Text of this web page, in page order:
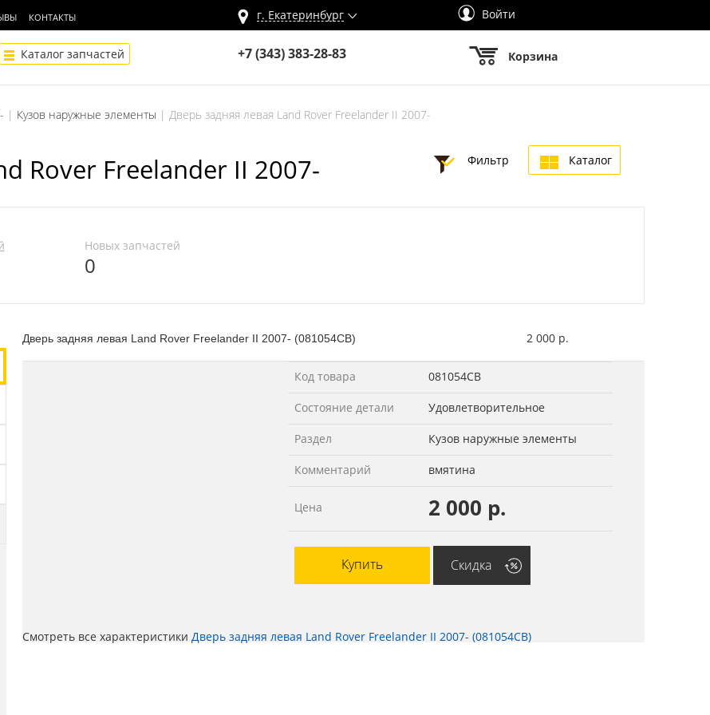
КОНТАКТЫ г. Екатеринбург Войти
Каталог запчастей +7 (343) 383-28-83 Корзина
Кузов наружные элементы Дверь задняя левая Land Rover Freelander II 2007-
Rover Freelander II 2007- Фильтр Каталог
Новых запчастей
0
Дверь задняя левая Land Rover Freelander II 2007- (081054СВ) 2 000 р.
Код товара 081054СВ
Состояние детали Удовлетворительное
Раздел Кузов наружные элементы
Комментарий вмятина
Цена 2 000 р.
Купить Скидка
Смотреть все характеристики Дверь задняя левая Land Rover Freelander II 2007- (081054СВ)